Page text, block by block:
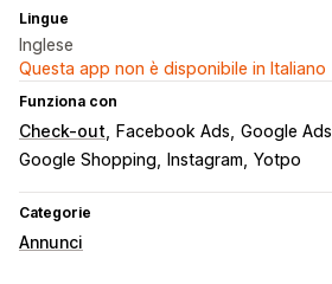
Lingue
Inglese
Questa app non è disponibile in Italiano
Funziona con
Check-out Facebook Ads Google Ads
Google Shopping
Instagram Yotpo
Categorie
Annunci